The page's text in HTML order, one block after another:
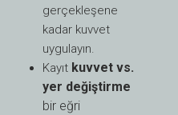
gerçekleşene
kadar kuvvet
uygulayın.
Kayıt kuvvet vs.
yer değiştirme
bir eğri